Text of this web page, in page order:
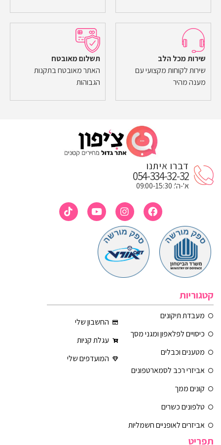
שירות מכל הלב
שירות לקוחות מקצועי עם
מענה מהיר
תשלום מאובטח
האתר מאובטח בתקנות
הגבוהות
דברו איתנו
054-334-32-32
א'-ה': 09:00-15:30
קטגוריות
מעבדת תיקונים
כיסויים לפלאפון ומגני מסך
מטענים וכבלים
אביזרי רכב לסמארטפונים
קונים ממך
טלפונים כשרים
אביזרים לאופניים חשמליות
החשבון שלי
עגלת קניות
המועדפים שלי
תפריט